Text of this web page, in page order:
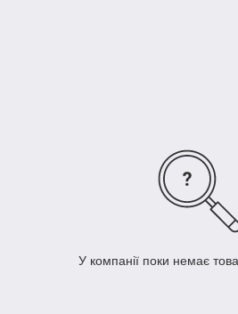
У компанії поки немає